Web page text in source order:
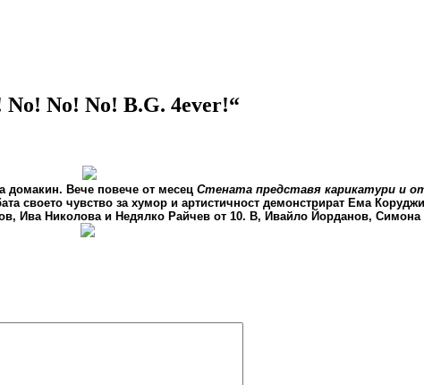
No! No! No! B.G. 4ever!“
домакин. Вече повече от месец Стената представя карикатури и
своето чувство за хумор и артистичност демонстрират Ема
Ива Николова и Недялко Райчев от 10. В, Ивайло Йорданов,